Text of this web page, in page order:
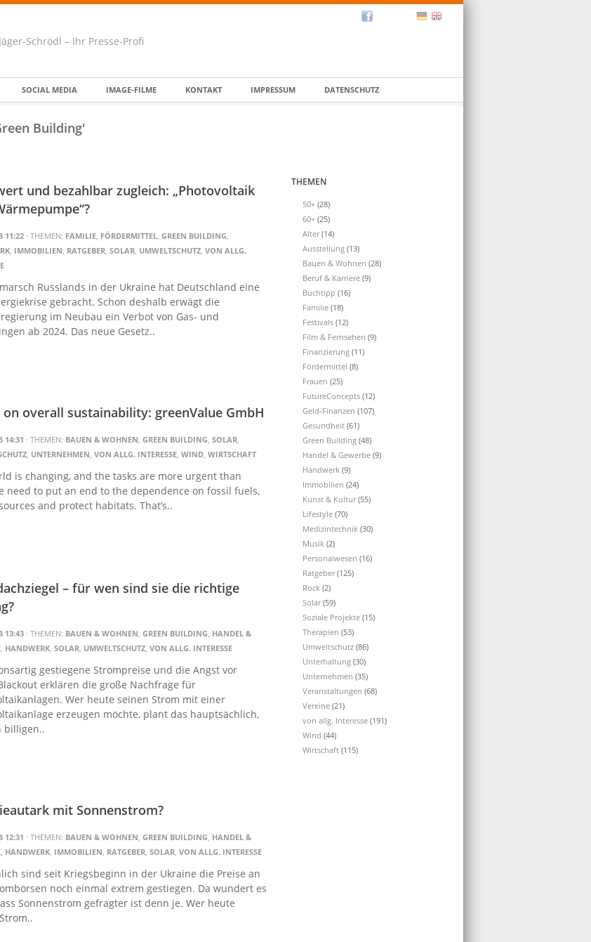
Schrödl – Ihr Presse-Profi
SOCIAL MEDIA IMAGE-FILME KONTAKT IMPRESSUM DATENSCHUTZ
Building'
und bezahlbar zugleich: „Photovoltaik
11:22 · THEMEN: FAMILIE, FÖRDERMITTEL, GREEN BUILDING,
, IMMOBILIEN, RATGEBER, SOLAR, UMWELTSCHUTZ, VON ALLG.
Russlands in der Ukraine hat Deutschland eine
gebracht. Schon deshalb erwägt die
im Neubau ein Verbot von Gas- und
ab 2024. Das neue Gesetz..
on overall sustainability: greenValue GmbH
14:31 · THEMEN: BAUEN & WOHNEN, GREEN BUILDING, SOLAR,
, UNTERNEHMEN, VON ALLG. INTERESSE, WIND, WIRTSCHAFT
is changing, and the tasks are more urgent than
need to put an end to the dependence on fossil fuels,
and protect habitats. That’s..
– für wen sind sie die richtige
13:43 · THEMEN: BAUEN & WOHNEN, GREEN BUILDING, HANDEL &
, HANDWERK, SOLAR, UMWELTSCHUTZ, VON ALLG. INTERESSE
gestiegene Strompreise und die Angst vor
erklären die große Nachfrage für
Wer heute seinen Strom mit einer
erzeugen möchte, plant das hauptsächlich,
billigen..
mit Sonnenstrom?
12:31 · THEMEN: BAUEN & WOHNEN, GREEN BUILDING, HANDEL &
, HANDWERK, IMMOBILIEN, RATGEBER, SOLAR, VON ALLG. INTERESSE
sind seit Kriegsbeginn in der Ukraine die Preise an
noch einmal extrem gestiegen. Da wundert es
Sonnenstrom gefragter ist denn je. Wer heute
THEMEN
50+ (28)
60+ (25)
Alter(14)
Ausstellung (13)
Bauen & Wohnen (28)
Beruf & Karriere (9)
Buchtipp (16)
Familie (18)
Festivals (12)
Film & Fernsehen (9)
Finanzierung (11)
Fördermittel (8)
Frauen (25)
FutureConcepts (12)
Geld-Finanzen (107)
Gesundheit (61)
Green Building (48)
Handel & Gewerbe (9)
Handwerk (9)
Immobilien (24)
Kunst & Kultur(55)
Lifestyle (70)
Medizintechnik (30)
Musik (2)
Personalwesen (16)
Ratgeber(125)
Rock (2)
Solar(59)
Soziale Projekte (15)
Therapien (53)
Umweltschutz (86)
Unterhaltung (30)
Unternehmen (35)
Veranstaltungen (68)
Vereine (21)
von allg. Interesse (191)
Wind (44)
Wirtschaft (115)